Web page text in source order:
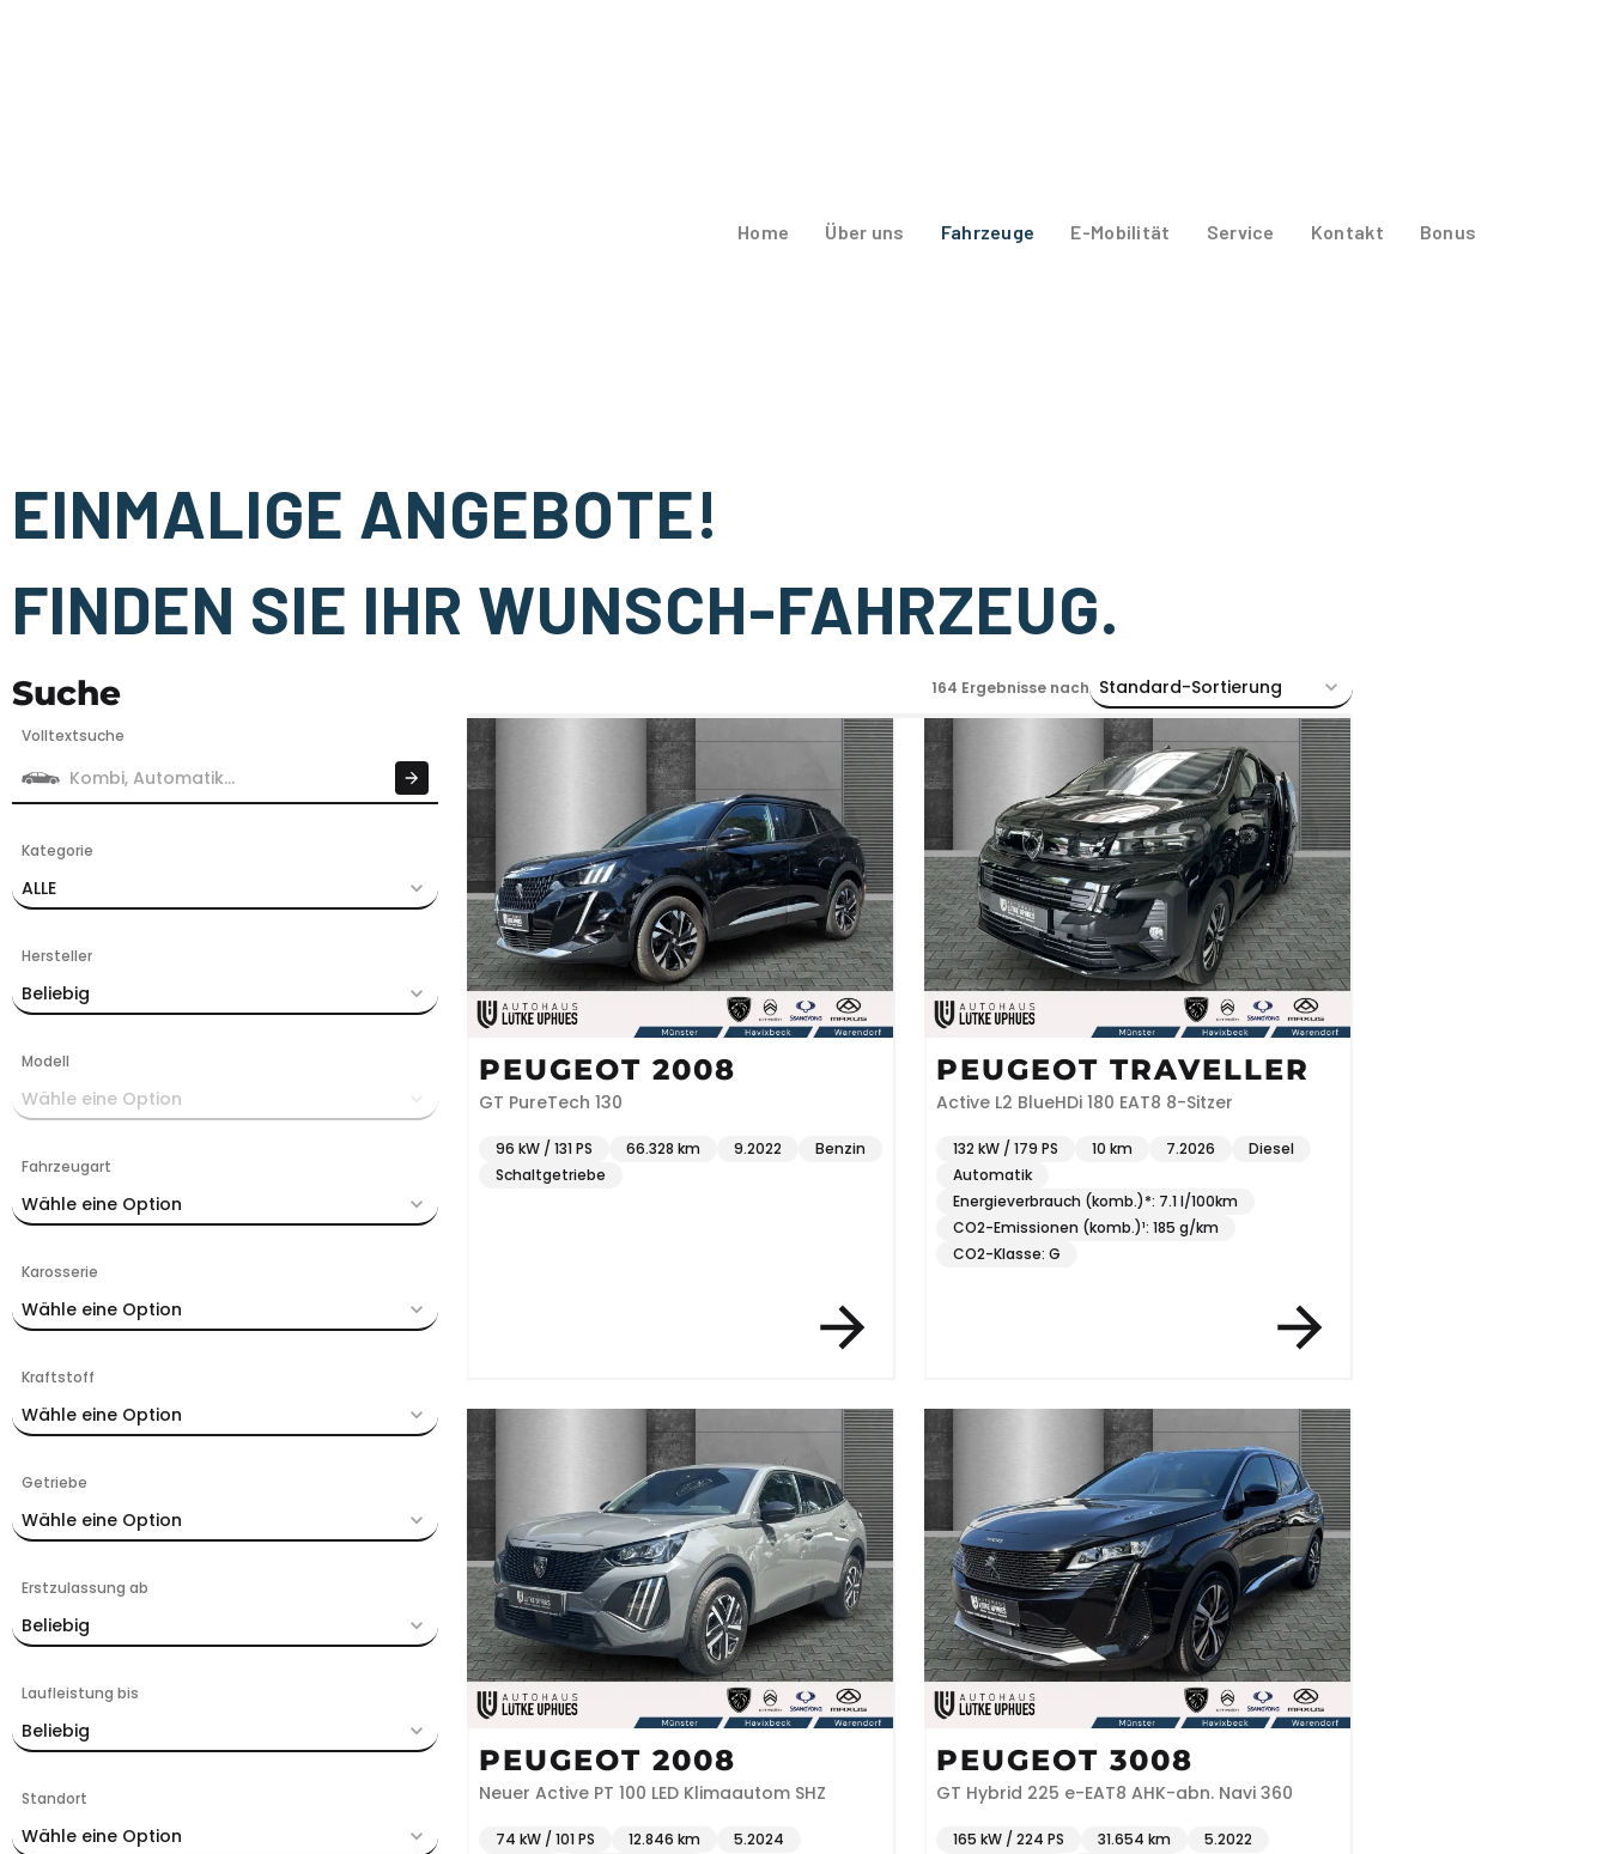
Home Über uns Fahrzeuge E-Mobilität Service Kontakt Bonus
EINMALIGE ANGEBOTE!
FINDEN SIE IHR WUNSCH-FAHRZEUG.
Suche
Volltextsuche
Kategorie
ALLE
Hersteller
Beliebig
Modell
Wähle eine Option
Fahrzeugart
Wähle eine Option
Karosserie
Wähle eine Option
Kraftstoff
Wähle eine Option
Getriebe
Wähle eine Option
Erstzulassung ab
Beliebig
Laufleistung bis
Beliebig
Standort
Wähle eine Option
164 Ergebnisse nach Standard-Sortierung
PEUGEOT 2008
GT PureTech 130
96 kW / 131 PS 66.328 km 9.2022
Benzin
Schaltgetriebe
PEUGEOT TRAVELLER
Active L2 BlueHDi 180 EAT8 8-Sitzer
132 kW / 179 PS 10 km 7.2026
Diesel
Automatik
Energieverbrauch (komb.)*: 7.1 l/100km
CO2-Emissionen (komb.)¹: 185 g/km
CO2-Klasse: G
PEUGEOT 2008
Neuer Active PT 100 LED Klimaautom SHZ
74 kW / 101 PS 12.846 km
5.2024
PEUGEOT 3008
GT Hybrid 225 e-EAT8 AHK-abn. Navi 360
165 kW / 224 PS 31.654 km
5.2022